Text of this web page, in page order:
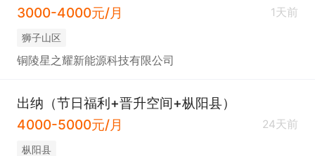
3000-4000元/月
1天前
狮子山区
铜陵星之耀新能源科技有限公司
出纳（节日福利+晋升空间+枞阳县）
4000-5000元/月
24天前
枞阳县